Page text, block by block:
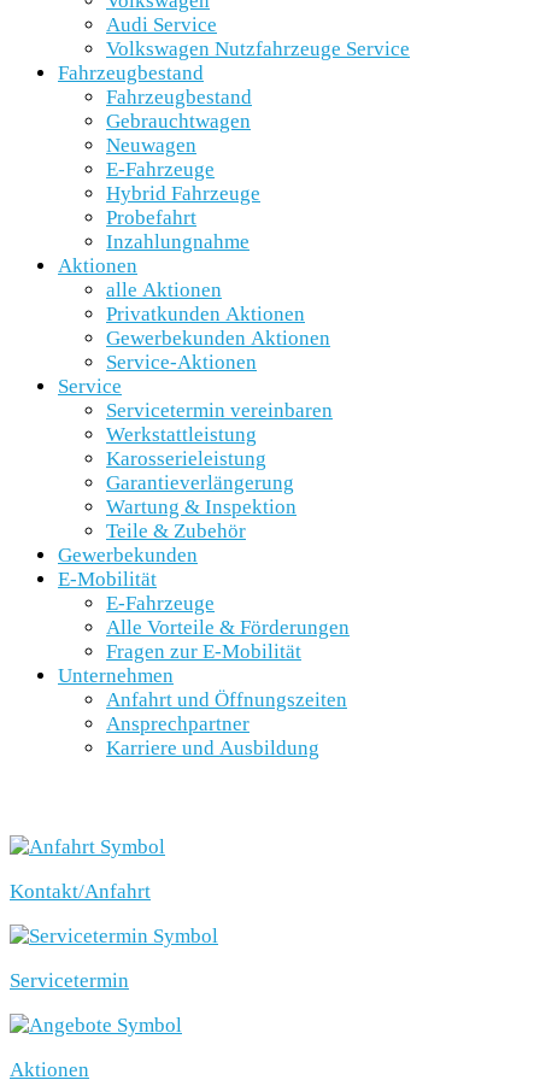
Audi Service
Volkswagen Nutzfahrzeuge Service
Fahrzeugbestand
Fahrzeugbestand
Gebrauchtwagen
Neuwagen
E-Fahrzeuge
Hybrid Fahrzeuge
Probefahrt
Inzahlungnahme
Aktionen
alle Aktionen
Privatkunden Aktionen
Gewerbekunden Aktionen
Service-Aktionen
Service
Servicetermin vereinbaren
Werkstattleistung
Karosserieleistung
Garantieverlängerung
Wartung & Inspektion
Teile & Zubehör
Gewerbekunden
E-Mobilität
E-Fahrzeuge
Alle Vorteile & Förderungen
Fragen zur E-Mobilität
Unternehmen
Anfahrt und Öffnungszeiten
Ansprechpartner
Karriere und Ausbildung
Kontakt/Anfahrt
Servicetermin
Aktionen